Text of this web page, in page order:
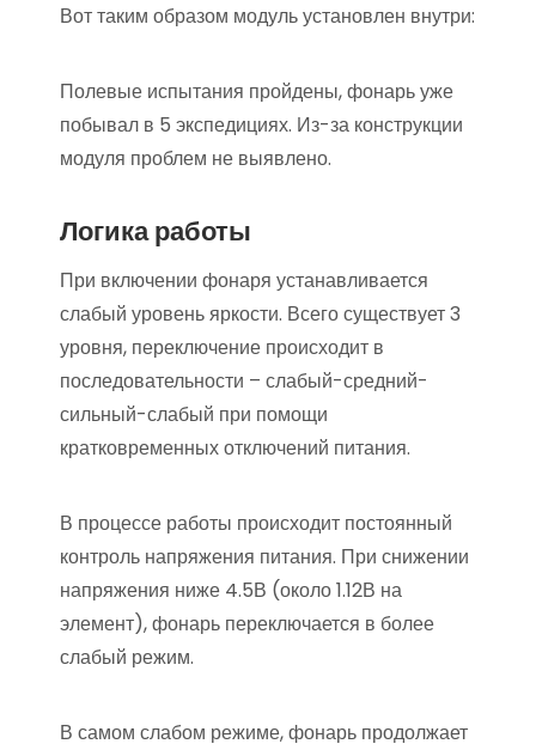
Вот таким образом модуль установлен внутри:
Полевые испытания пройдены, фонарь уже
побывал в 5 экспедициях. Из-за конструкции
модуля проблем не выявлено.
Логика работы
При включении фонаря устанавливается
слабый уровень яркости. Всего существует 3
уровня, переключение происходит в
последовательности – слабый-средний-
сильный-слабый при помощи
кратковременных отключений питания.
В процессе работы происходит постоянный
контроль напряжения питания. При снижении
напряжения ниже 4.5В (около 1.12В на
элемент), фонарь переключается в более
слабый режим.
В самом слабом режиме, фонарь продолжает